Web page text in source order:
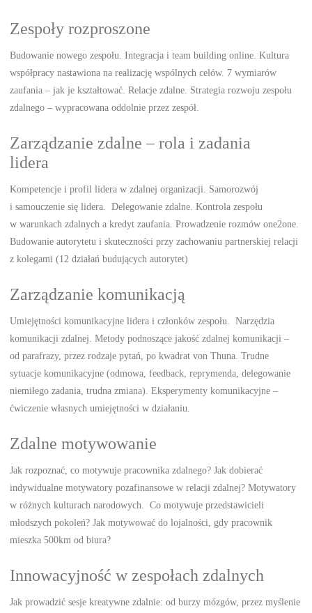
Zespoły rozproszone
Budowanie nowego zespołu. Integracja i team building online. Kultura
współpracy nastawiona na realizację wspólnych celów. 7 wymiarów
zaufania – jak je kształtować. Relacje zdalne. Strategia rozwoju zespołu
zdalnego – wypracowana oddolnie przez zespół.
Zarządzanie zdalne – rola i zadania
lidera
Kompetencje i profil lidera w zdalnej organizacji. Samorozwój
i samouczenie się lidera. Delegowanie zdalne. Kontrola zespołu
w warunkach zdalnych a kredyt zaufania. Prowadzenie rozmów one2one.
Budowanie autorytetu i skuteczności przy zachowaniu partnerskiej relacji
z kolegami (12 działań budujących autorytet)
Zarządzanie komunikacją
Umiejętności komunikacyjne lidera i członków zespołu. Narzędzia
komunikacji zdalnej. Metody podnoszące jakość zdalnej komunikacji –
od parafrazy, przez rodzaje pytań, po kwadrat von Thuna. Trudne
sytuacje komunikacyjne (odmowa, feedback, reprymenda, delegowanie
niemiłego zadania, trudna zmiana). Eksperymenty komunikacyjne –
ćwiczenie własnych umiejętności w działaniu.
Zdalne motywowanie
Jak rozpoznać, co motywuje pracownika zdalnego? Jak dobierać
indywidualne motywatory pozafinansowe w relacji zdalnej? Motywatory
w różnych kulturach narodowych. Co motywuje przedstawicieli
młodszych pokoleń? Jak motywować do lojalności, gdy pracownik
mieszka 500km od biura?
Innowacyjność w zespołach zdalnych
Jak prowadzić sesje kreatywne zdalnie: od burzy mózgów, przez myślenie